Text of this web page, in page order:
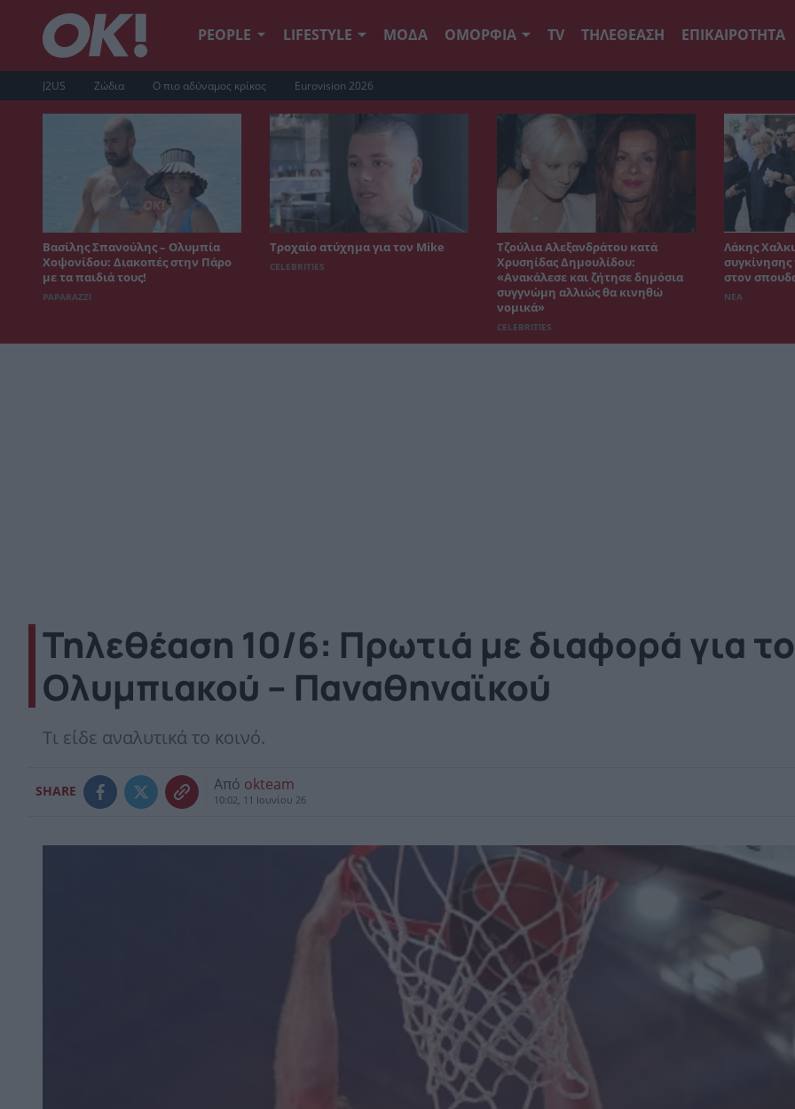
PEOPLE LIFESTYLE ΜΟΔΑ ΟΜΟΡΦΙΑ TV ΤΗΛΕΘΕΑΣΗ ΕΠΙΚΑΙΡΟΤΗΤΑ
J2US Ζώδια Ο πιο αδύναμος κρίκος Eurovision 2026
Βασίλης Σπανούλης – Ολυμπία
Χοψονίδου: Διακοπές στην Πάρο
με τα παιδιά τους!
PAPARAZZI
Τροχαίο ατύχημα για τον Mike
CELEBRITIES
Τζούλια Αλεξανδράτου κατά
Χρυσηίδας Δημουλίδου:
«Ανακάλεσε και ζήτησε δημόσια
συγγνώμη αλλιώς θα κινηθώ
νομικά»
CELEBRITIES
Λάκης
συγκίνησης
στον
ΝΕΑ
Τηλεθέαση 10/6: Πρωτιά με διαφορά για
Ολυμπιακού – Παναθηναϊκού
Tι είδε αναλυτικά το κοινό.
SHARE Από okteam
10:02, 11 Ιουνίου 26